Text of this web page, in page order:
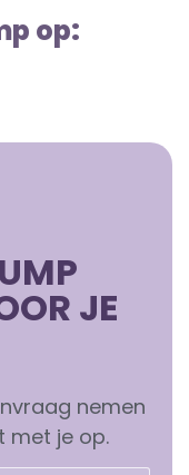
op:
JE
nemen
met je op.